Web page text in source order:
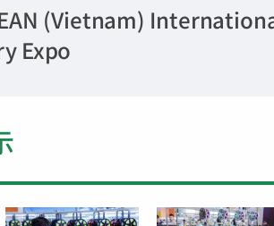
(Vietnam)
Expo